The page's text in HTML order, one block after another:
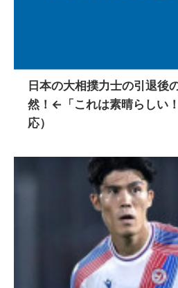
日本の大相撲力士の引退後
然！←「これは素晴らしい
応）